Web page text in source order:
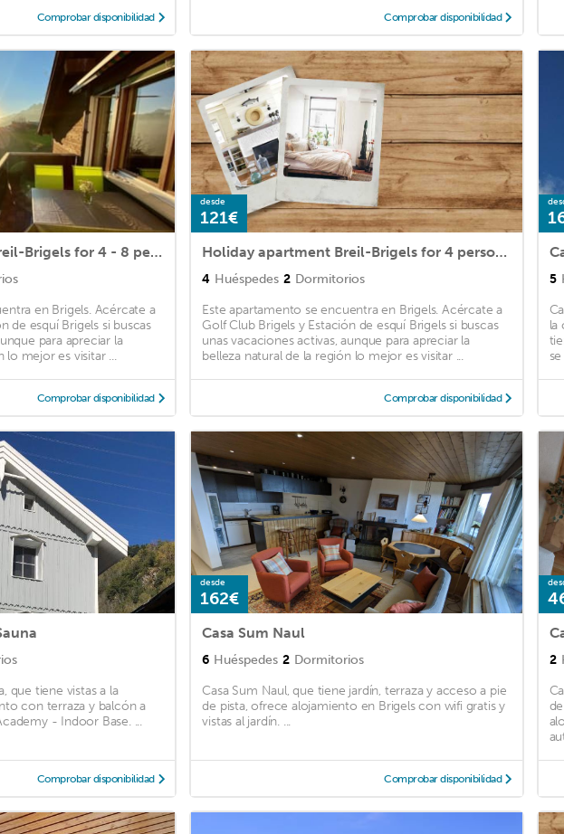
Comprobar disponibilidad Comprobar disponibilidad
Holiday apartment Breil-Brigels for 4 - 8 persons with 3 bedrooms - Multistorey holiday home/maisone
en Brigels. Acércate a
de esquí Brigels si buscas
para apreciar la
lo mejor es visitar ...
Comprobar disponibilidad
desde
121€
Holiday apartment Breil-Brigels for 4 persons with 2 bedrooms - Holiday apartment
4 Huéspedes 2 Dormitorios
Este apartamento se encuentra en Brigels. Acércate a
Golf Club Brigels y Estación de esquí Brigels si buscas
unas vacaciones activas, aunque para apreciar la
belleza natural de la región lo mejor es visitar ...
Comprobar disponibilidad
5
la
que tiene vistas a la
con terraza y balcón a
- Indoor Base. ...
Comprobar disponibilidad
desde
162€
Casa Sum Naul
6 Huéspedes 2 Dormitorios
Casa Sum Naul, que tiene jardín, terraza y acceso a pie
de pista, ofrece alojamiento en Brigels con wifi gratis y
vistas al jardín. ...
Comprobar disponibilidad
2